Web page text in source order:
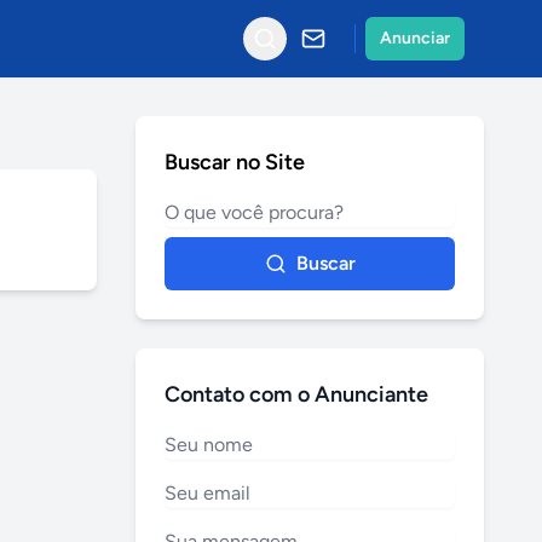
Anunciar
Buscar no Site
Buscar
Contato com o Anunciante